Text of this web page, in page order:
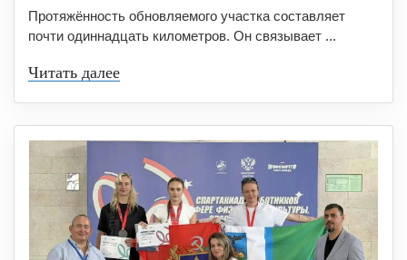
Протяжённость обновляемого участка составляет
почти одиннадцать километров. Он связывает ...
Читать далее